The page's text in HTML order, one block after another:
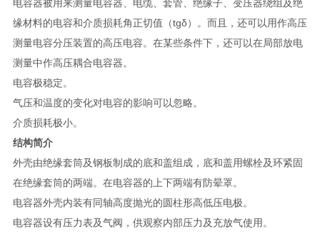
电容器被用来测量电容器、电缆、套管、绝缘子、变压器绕组及绝
缘材料的电容和介质损耗角正切值（tgδ）。而且，还可以用作高压
测量电容分压装置的高压电容。在某些条件下，还可以在局部放电
测量中作高压耦合电容器。
电容极稳定。
气压和温度的变化对电容的影响可以忽略。
介质损耗极小。
结构简介
外壳由绝缘套筒及钢板制成的底和盖组成，底和盖用螺栓及环紧固
在绝缘套筒的两端。在电容器的上下两端有防晕罩。
电容器外壳内装有同轴高度抛光的圆柱形高低压电极。
电容器设有压力表及气阀，供观察内部压力及充放气使用。